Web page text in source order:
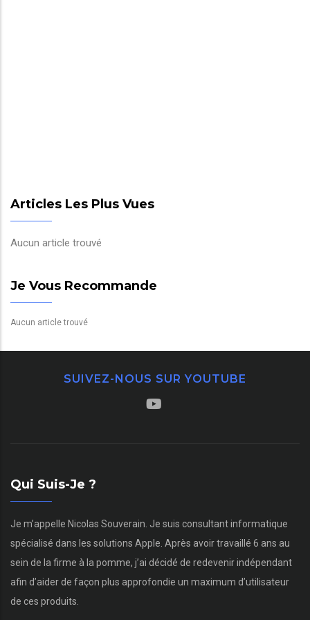
Articles Les Plus Vues
Aucun article trouvé
Je Vous Recommande
Aucun article trouvé
SUIVEZ-NOUS SUR YOUTUBE
Qui Suis-Je ?
Je m’appelle Nicolas Souverain. Je suis consultant informatique
spécialisé dans les solutions Apple. Après avoir travaillé 6 ans au
sein de la firme à la pomme, j’ai décidé de redevenir indépendant
afin d’aider de façon plus approfondie un maximum d’utilisateur
de ces produits.